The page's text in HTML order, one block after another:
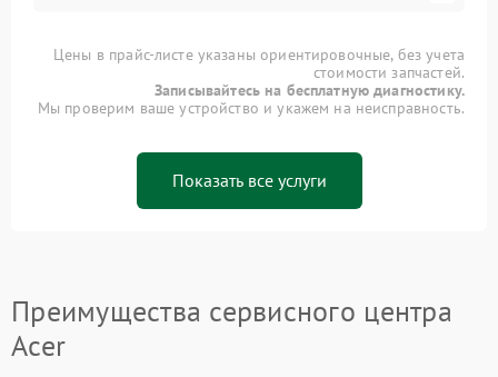
Цены в прайс-листе указаны ориентировочные, без учета
стоимости запчастей.
Записывайтесь на бесплатную диагностику.
Мы проверим ваше устройство и укажем на неисправность.
Показать все услуги
Преимущества сервисного центра
Acer